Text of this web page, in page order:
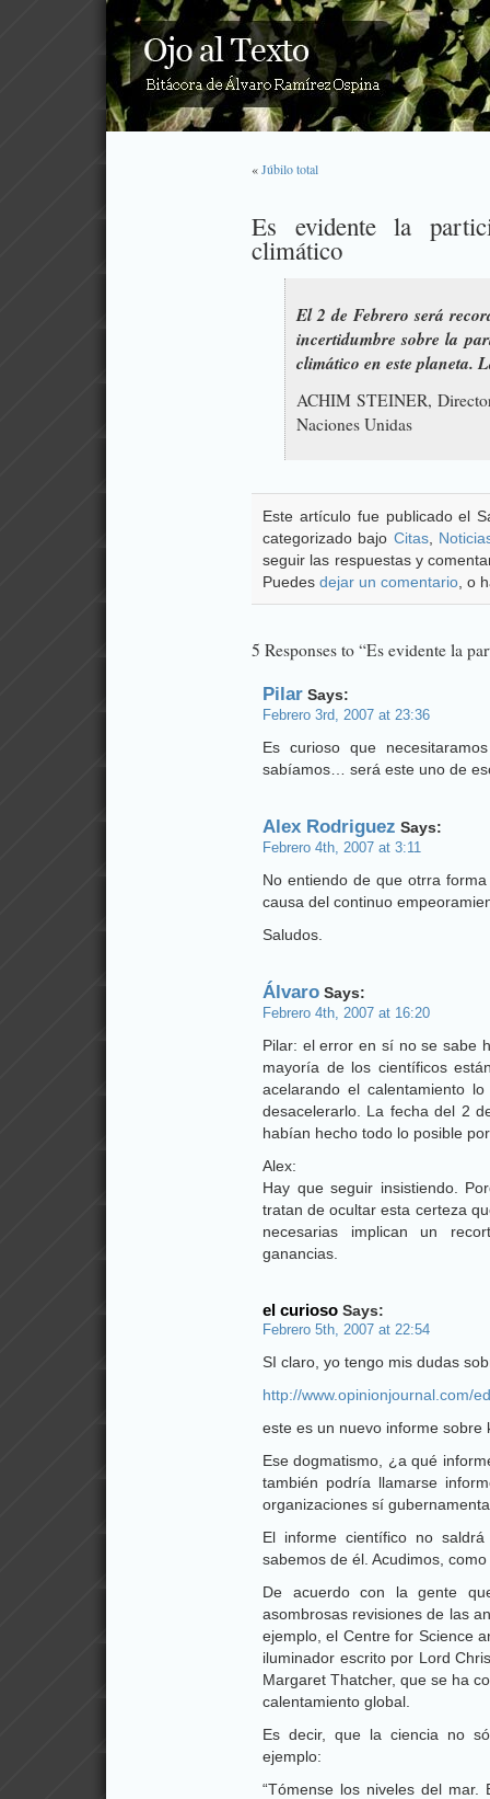
«Júbilo total
Es evidente la
climático
El 2 de Febrero será
incertidumbre sobre la
climático en este planeta.
ACHIM STEINER,
Naciones Unidas
Este artículo fue publicado el
categorizado bajo Citas,
seguir las respuestas y
Puedes dejar un comentario , o
5 Responses to “Es evidente la
Pilar Says:
Febrero 3rd, 2007 at 23:36
Es curioso que
sabíamos… será este uno de
Alex Rodriguez Says:
Febrero 4th, 2007 at 3:11
No entiendo de que otrra
causa del continuo
Saludos.
Álvaro Says:
Febrero 4th, 2007 at 16:20
Pilar: el error en sí no se sabe
mayoría de los científicos
acelarando el calentamiento
desacelerarlo. La fecha del 2
habían hecho todo lo posible
Alex:
Hay que seguir insistiendo.
tratan de ocultar esta certeza
necesarias implican un
ganancias.
el curioso Says:
Febrero 5th, 2007 at 22:54
SI claro, yo tengo mis dudas
http://www.opinionjournal.com/
este es un nuevo informe
Ese dogmatismo, ¿a qué
también podría llamarse
organizaciones sí
El informe científico no
sabemos de él. Acudimos,
De acuerdo con la gente
asombrosas revisiones de las
ejemplo, el Centre for Science
iluminador escrito por Lord
Margaret Thatcher, que se ha
calentamiento global.
Es decir, que la ciencia no
ejemplo:
“Tómense los niveles del